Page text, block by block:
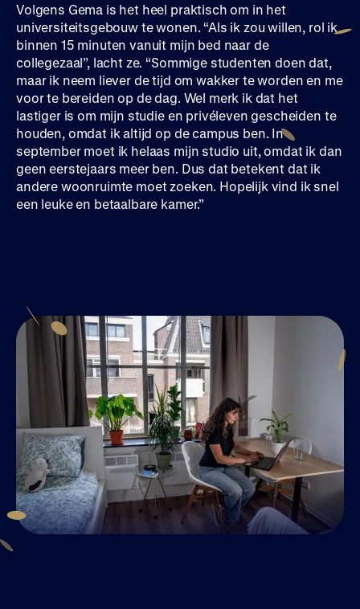
Volgens Gema is het heel praktisch om in het
universiteitsgebouw te wonen. “Als ik zou willen, rol ik
binnen 15 minuten vanuit mijn bed naar de
collegezaal”, lacht ze. “Sommige studenten doen dat,
maar ik neem liever de tijd om wakker te worden en me
voor te bereiden op de dag. Wel merk ik dat het
lastiger is om mijn studie en privéleven gescheiden te
houden, omdat ik altijd op de campus ben. In
september moet ik helaas mijn studio uit, omdat ik dan
geen eerstejaars meer ben. Dus dat betekent dat ik
andere woonruimte moet zoeken. Hopelijk vind ik snel
een leuke en betaalbare kamer.”